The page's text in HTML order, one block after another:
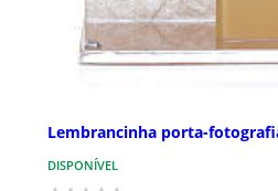
Lembrancinha porta-
DISPONÍVEL